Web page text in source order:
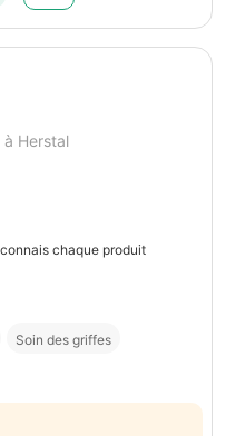
Herstal
chaque produit
Soin des griffes